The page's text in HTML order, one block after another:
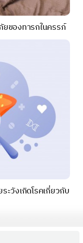
ของทารกในครรภ์
วังเกิดโรคเกี่ยวกับ